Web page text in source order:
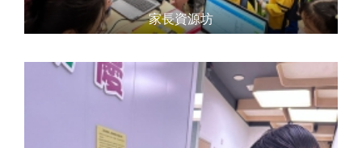
家長資源坊